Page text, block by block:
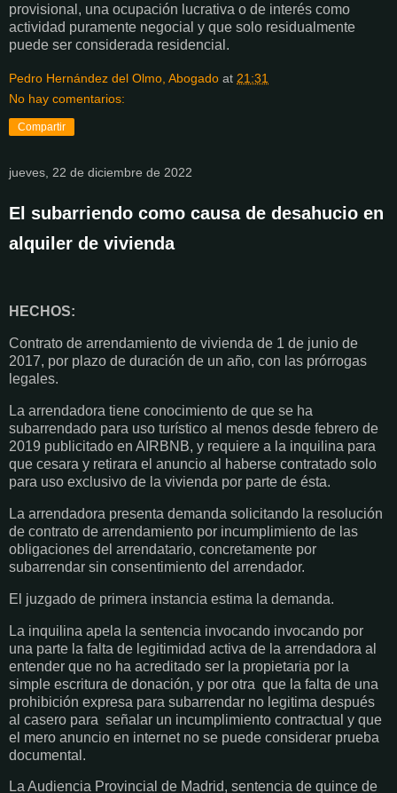
provisional, una ocupación lucrativa o de interés como
actividad puramente negocial y que solo residualmente
puede ser considerada residencial.
Pedro Hernández del Olmo, Abogado at 21:31
No hay comentarios:
Compartir
jueves, 22 de diciembre de 2022
El subarriendo como causa de desahucio en
alquiler de vivienda
HECHOS:
Contrato de arrendamiento de vivienda de 1 de junio de
2017, por plazo de duración de un año, con las prórrogas
legales.
La arrendadora tiene conocimiento de que se ha
subarrendado para uso turístico al menos desde febrero de
2019 publicitado en AIRBNB, y requiere a la inquilina para
que cesara y retirara el anuncio al haberse contratado solo
para uso exclusivo de la vivienda por parte de ésta.
La arrendadora presenta demanda solicitando la resolución
de contrato de arrendamiento por incumplimiento de las
obligaciones del arrendatario, concretamente por
subarrendar sin consentimiento del arrendador.
El juzgado de primera instancia estima la demanda.
La inquilina apela la sentencia invocando invocando por
una parte la falta de legitimidad activa de la arrendadora al
entender que no ha acreditado ser la propietaria por la
simple escritura de donación, y por otra que la falta de una
prohibición expresa para subarrendar no legitima después
al casero para señalar un incumplimiento contractual y que
el mero anuncio en internet no se puede considerar prueba
documental.
La Audiencia Provincial de Madrid, sentencia de quince de